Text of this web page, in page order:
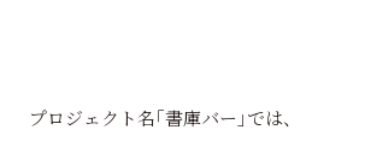
プロジェクト名｢書庫バー｣では、